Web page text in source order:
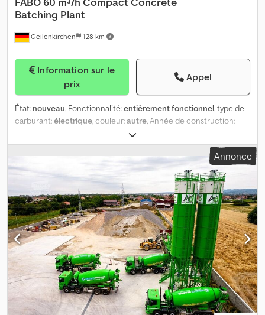
Geilenkirchen 128 km
Batching Plant
prix
Appel
État: nouveau, Fonctionnalité:entièrement fonctionnel, type de
carburant:électrique, couleur:autre, Année de construction:
, *Tous nos produits sont fabriqués avec soin et couverts par
une garantie d’un an ! *Installation et formation à l’utilisation
GRATUITES Les centrales à béton stationnaires de la série
COMPACT offrent satisfaction pour tous les niveaux d’exigence
grâce à des solutions pratiques et efficaces. Les centrales à
béton stationnaires permettent d’atteindre facilement et
efficacement une production à haute capacité d’un mélange de
béton homogène. La série COMPACT se distingue par son
système d’exploitation simple et ses coûts d’investissement les
plus bas du marché. De plus, l’installation permet une gestion
précise des ressources de l’entreprise, ce qui permet de gagner
du temps et d’augmenter le rendement. CARACTÉRISTIQUES
TECHNIQUES : Modèle : COMPACT 60 Capacité de production :
60 m³/h Type de malaxeur : Malaxeur à double arbre 1 m³ Pesage
ciment : 600 kg Pesage adjuvants : 30 kg Pesage eau : 250 kg Silo
Annonce